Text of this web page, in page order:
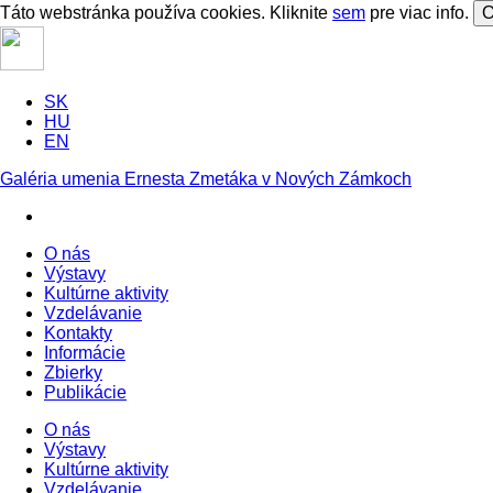
Táto webstránka používa cookies. Kliknite sem pre viac info.
SK
HU
EN
Galéria umenia Ernesta Zmetáka v Nových Zámkoch
O nás
Výstavy
Kultúrne aktivity
Vzdelávanie
Kontakty
Informácie
Zbierky
Publikácie
O nás
Výstavy
Kultúrne aktivity
Vzdelávanie